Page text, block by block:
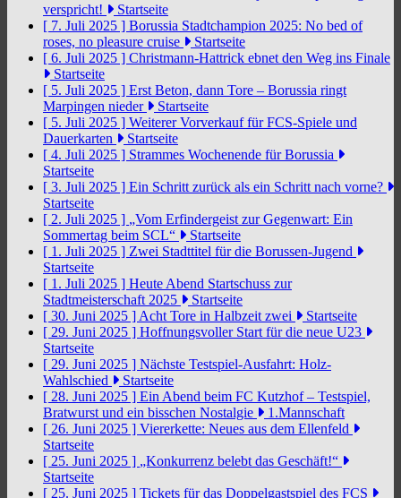
verspricht!
Startseite
[ 7. Juli 2025 ] Borussia Stadtchampion 2025: No bed of
roses, no pleasure cruise
Startseite
[ 6. Juli 2025 ] Christmann-Hattrick ebnet den Weg ins Finale
Startseite
[ 5. Juli 2025 ] Erst Beton, dann Tore – Borussia ringt
Marpingen nieder
Startseite
[ 5. Juli 2025 ] Weiterer Vorverkauf für FCS-Spiele und
Dauerkarten
Startseite
[ 4. Juli 2025 ] Strammes Wochenende für Borussia
Startseite
[ 3. Juli 2025 ] Ein Schritt zurück als ein Schritt nach vorne?
Startseite
[ 2. Juli 2025 ] „Vom Erfindergeist zur Gegenwart: Ein
Sommertag beim SCL“
Startseite
[ 1. Juli 2025 ] Zwei Stadttitel für die Borussen-Jugend
Startseite
[ 1. Juli 2025 ] Heute Abend Startschuss zur
Stadtmeisterschaft 2025
Startseite
[ 30. Juni 2025 ] Acht Tore in Halbzeit zwei
Startseite
[ 29. Juni 2025 ] Hoffnungsvoller Start für die neue U23
Startseite
[ 29. Juni 2025 ] Nächste Testspiel-Ausfahrt: Holz-
Wahlschied
Startseite
[ 28. Juni 2025 ] Ein Abend beim FC Kutzhof – Testspiel,
Bratwurst und ein bisschen Nostalgie
1.Mannschaft
[ 26. Juni 2025 ] Viererkette: Neues aus dem Ellenfeld
Startseite
[ 25. Juni 2025 ] „Konkurrenz belebt das Geschäft!“
Startseite
[ 25. Juni 2025 ] Tickets für das Doppelgastspiel des FCS